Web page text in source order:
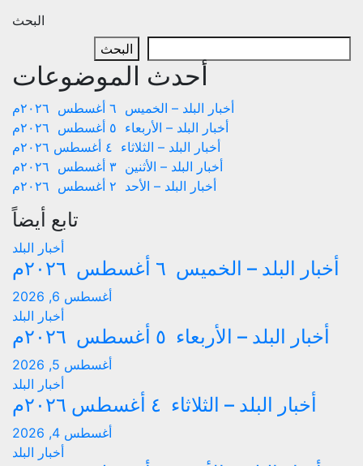
البحث
البحث
أحدث الموضوعات
أخبار البلد – الخميس ٦ أغسطس ٢٠٢٦م
أخبار البلد – الأربعاء ٥ أغسطس ٢٠٢٦م
أخبار البلد – الثلاثاء ٤ أغسطس ٢٠٢٦م
أخبار البلد – الأثنين ٣ أغسطس ٢٠٢٦م
أخبار البلد – الأحد ٢ أغسطس ٢٠٢٦م
تابع أيضاً
أخبار البلد
أخبار البلد – الخميس ٦ أغسطس ٢٠٢٦م
أغسطس 6, 2026
أخبار البلد
أخبار البلد – الأربعاء ٥ أغسطس ٢٠٢٦م
أغسطس 5, 2026
أخبار البلد
أخبار البلد – الثلاثاء ٤ أغسطس ٢٠٢٦م
أغسطس 4, 2026
أخبار البلد